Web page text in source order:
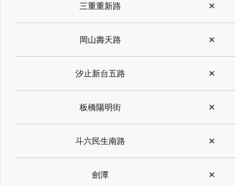
三重重新路 ✕
岡山壽天路 ✕
汐止新台五路 ✕
板橋陽明街 ✕
斗六民生南路 ✕
劍潭 ✕